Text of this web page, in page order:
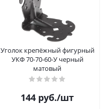
Уголок крепёжный фигурный
УКФ 70-70-60-У черный
матовый
144 руб./шт